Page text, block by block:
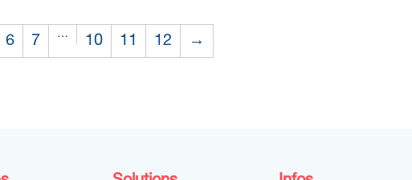
6 7 … 10 11 12 →